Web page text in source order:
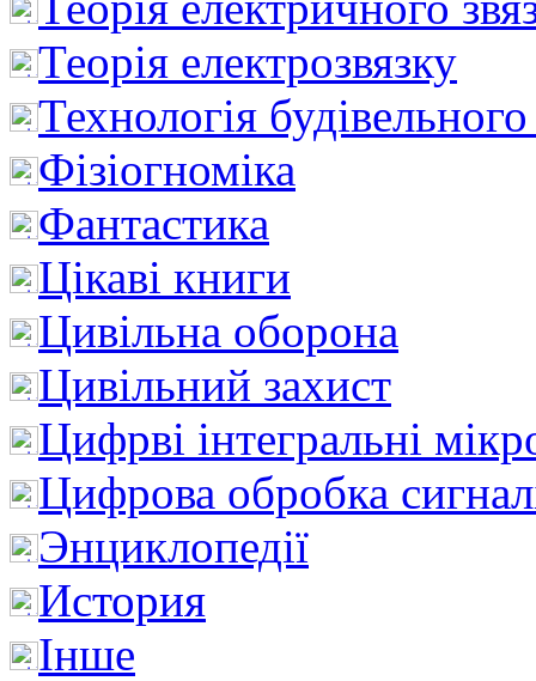
Теорія електрозвязку
Технологія
Фізіогноміка
Фантастика
Цікаві книги
Цивільна оборона
Цивільний захист
Цифрві інтегральні
Цифрова обробка
Энциклопедії
История
Інше